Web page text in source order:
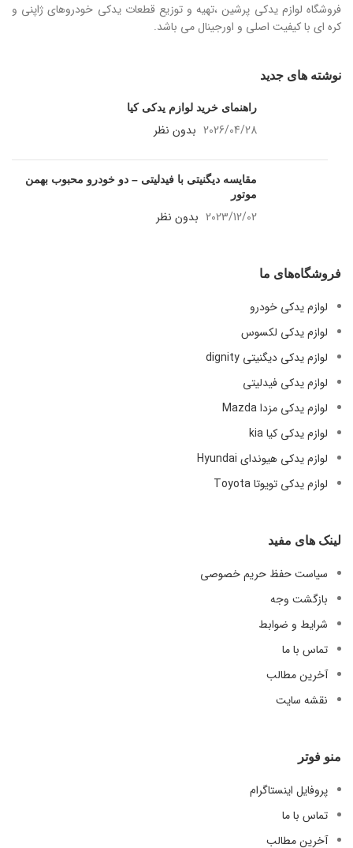
فروشگاه لوازم یدکی پرشین ،تهیه و توزیع قطعات یدکی خودروهای ژاپنی و
کره ای با کیفیت اصلی و اورجینال می باشد.
نوشته های جدید
راهنمای خرید لوازم یدکی کیا
2026/04/28 بدون نظر
مقایسه دیگنیتی با فیدلیتی – دو خودرو محبوب بهمن
موتور
2023/12/02 بدون نظر
فروشگاه‌های ما
لوازم یدکی خودرو
لوازم یدکی لکسوس
لوازم یدکی دیگنیتی dignity
لوازم یدکی فیدلیتی
لوازم یدکی مزدا Mazda
لوازم یدکی کیا kia
لوازم یدکی هیوندای Hyundai
لوازم یدکی تویوتا Toyota
لینک های مفید
سیاست حفظ حریم خصوصی
بازگشت وجه
شرایط و ضوابط
تماس با ما
آخرین مطالب
نقشه سایت
منو فوتر
پروفایل اینستاگرام
تماس با ما
آخرین مطالب